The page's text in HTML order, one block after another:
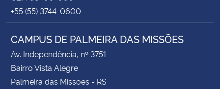
+55 (55) 3744-0600
CAMPUS DE PALMEIRA DAS MISSÕES
Av. Independência, nº 3751
Bairro Vista Alegre
Palmeira das Missões - RS